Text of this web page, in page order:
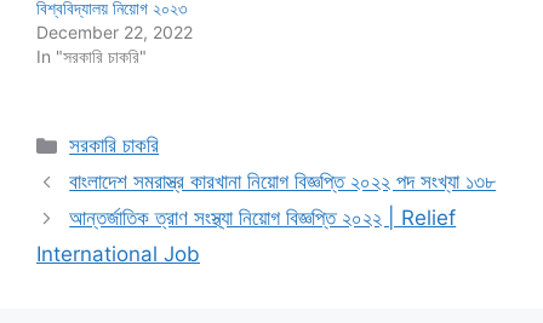
বিশ্ববিদ্যালয় নিয়োগ ২০২৩
December 22, 2022
In "সরকারি চাকরি"
Categories
সরকারি চাকরি
বাংলাদেশ সমরাস্ত্র কারখানা নিয়োগ বিজ্ঞপ্তি ২০২২ পদ সংখ্যা ১৩৮
আন্তর্জাতিক ত্রাণ সংস্থ্যা নিয়োগ বিজ্ঞপ্তি ২০২২ | Relief
International Job